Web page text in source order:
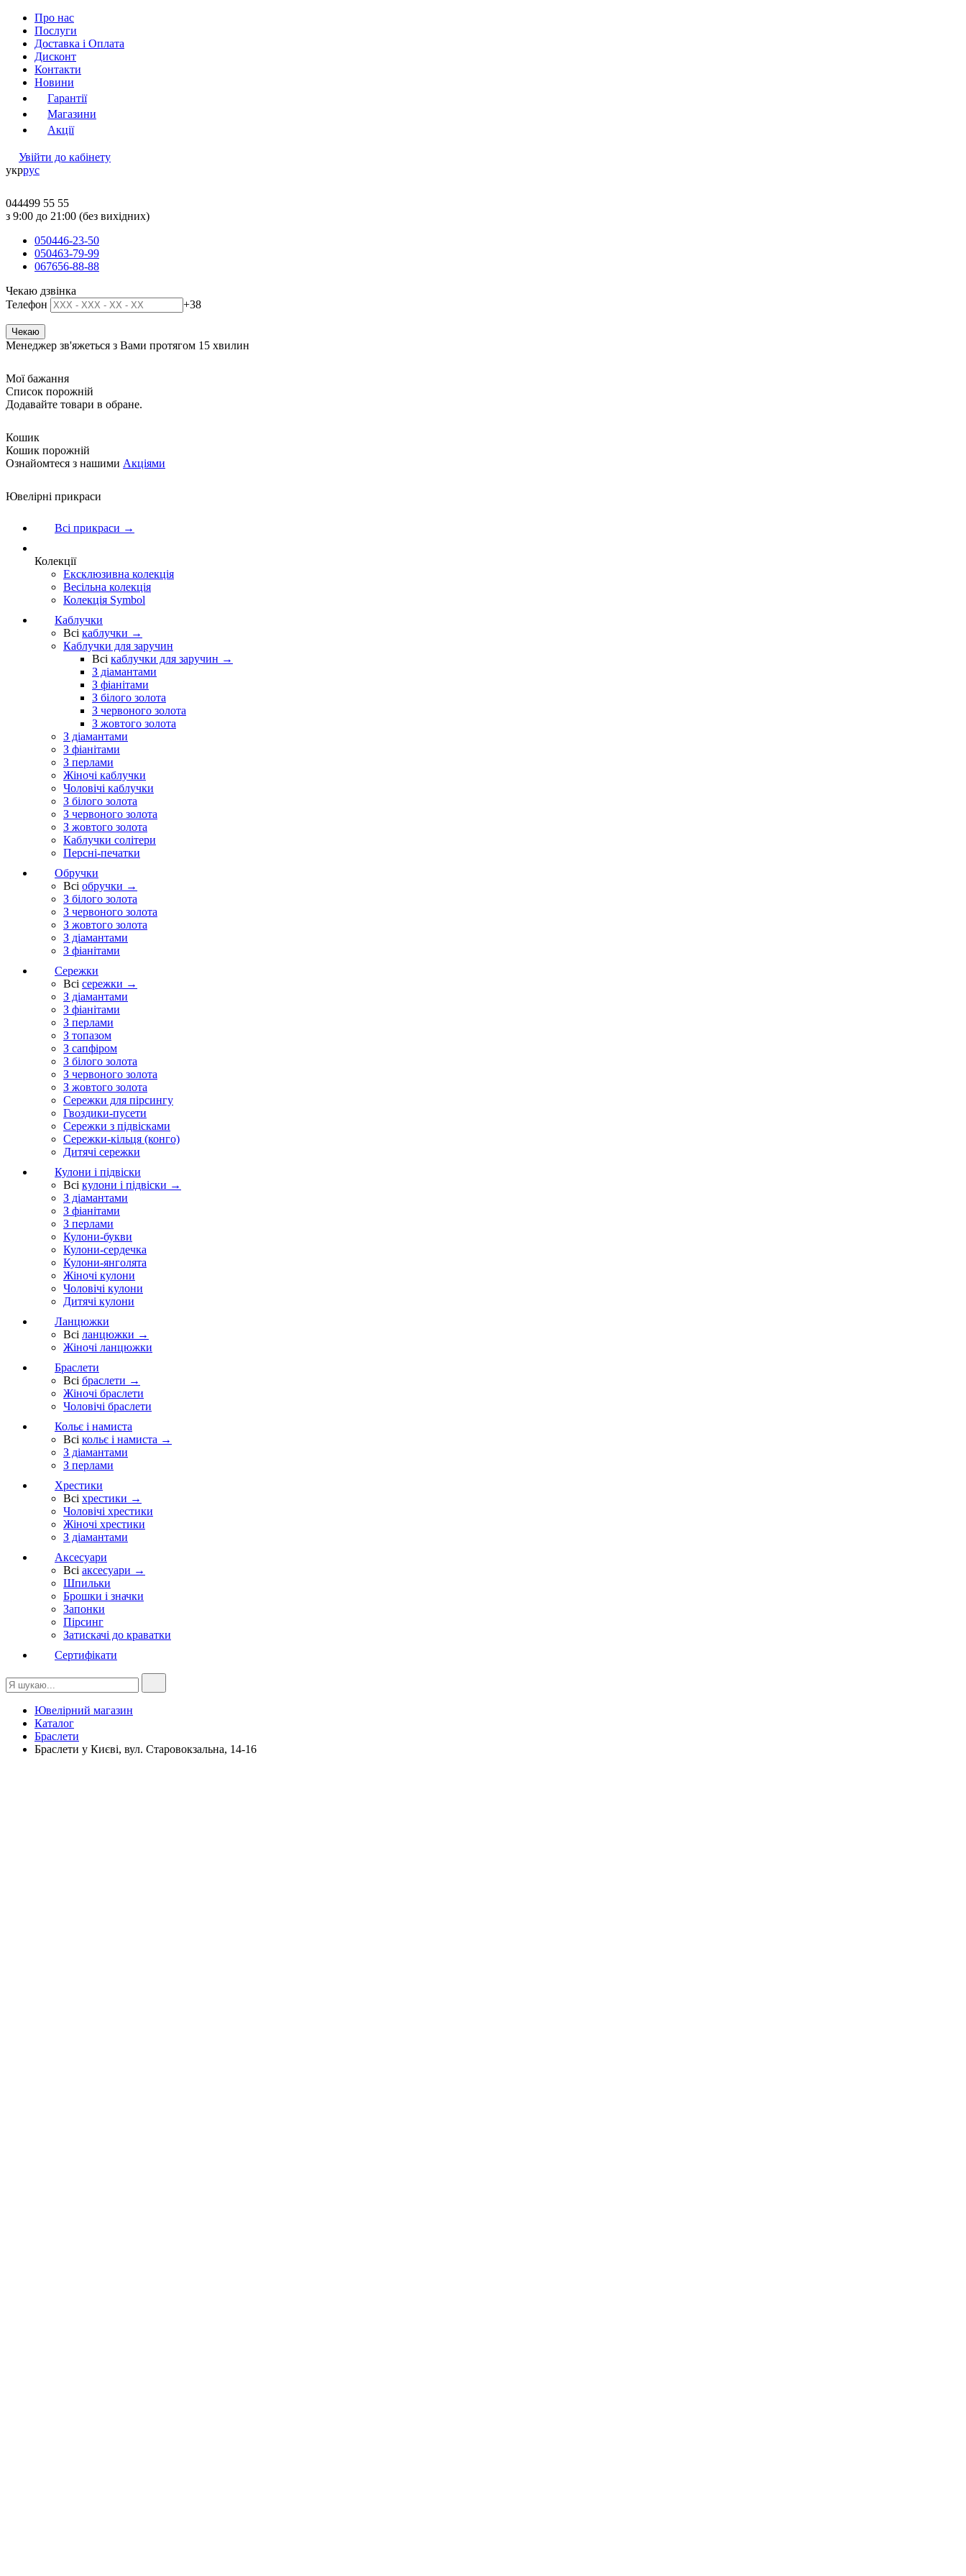
Про нас
Послуги
Доставка і Оплата
Дисконт
Контакти
Новини
Гарантії
Магазини
Акції
Увійти до кабінету
укррус
044499 55 55
з 9:00 до 21:00 (без вихідних)
050446-23-50
050463-79-99
067656-88-88
Чекаю дзвінка
Телефон
+38
Менеджер зв'яжеться з Вами протягом 15 хвилин
Мої бажання
Список порожній
Додавайте товари в обране.
Кошик
Кошик порожній
Ознайомтеся з нашими Акціями
Ювелірні прикраси
Всі прикраси →
Колекції
Ексклюзивна колекція
Весільна колекція
Колекція Symbol
Каблучки
Всі каблучки →
Каблучки для заручин
Всі каблучки для заручин →
З діамантами
З фіанітами
З білого золота
З червоного золота
З жовтого золота
З діамантами
З фіанітами
З перлами
Жіночі каблучки
Чоловічі каблучки
З білого золота
З червоного золота
З жовтого золота
Каблучки солітери
Персні-печатки
Обручки
Всі обручки →
З білого золота
З червоного золота
З жовтого золота
З діамантами
З фіанітами
Сережки
Всі сережки →
З діамантами
З фіанітами
З перлами
З топазом
З сапфіром
З білого золота
З червоного золота
З жовтого золота
Сережки для пірсингу
Гвоздики-пусети
Сережки з підвісками
Сережки-кільця (конго)
Дитячі сережки
Кулони і підвіски
Всі кулони і підвіски →
З діамантами
З фіанітами
З перлами
Кулони-букви
Кулони-сердечка
Кулони-янголята
Жіночі кулони
Чоловічі кулони
Дитячі кулони
Ланцюжки
Всі ланцюжки →
Жіночі ланцюжки
Браслети
Всі браслети →
Жіночі браслети
Чоловічі браслети
Кольє і намиста
Всі кольє і намиста →
З діамантами
З перлами
Хрестики
Всі хрестики →
Чоловічі хрестики
Жіночі хрестики
З діамантами
Аксесуари
Всі аксесуари →
Шпильки
Брошки і значки
Запонки
Пірсинг
Затискачі до краватки
Сертифікати
Ювелірний магазин
Каталог
Браслети
Браслети у Києві, вул. Старовокзальна, 14-16